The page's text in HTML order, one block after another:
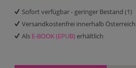
Sofort verfügbar - geringer Bestand (1)
Versandkostenfrei innerhalb Österreich
Als E-BOOK (EPUB) erhältlich